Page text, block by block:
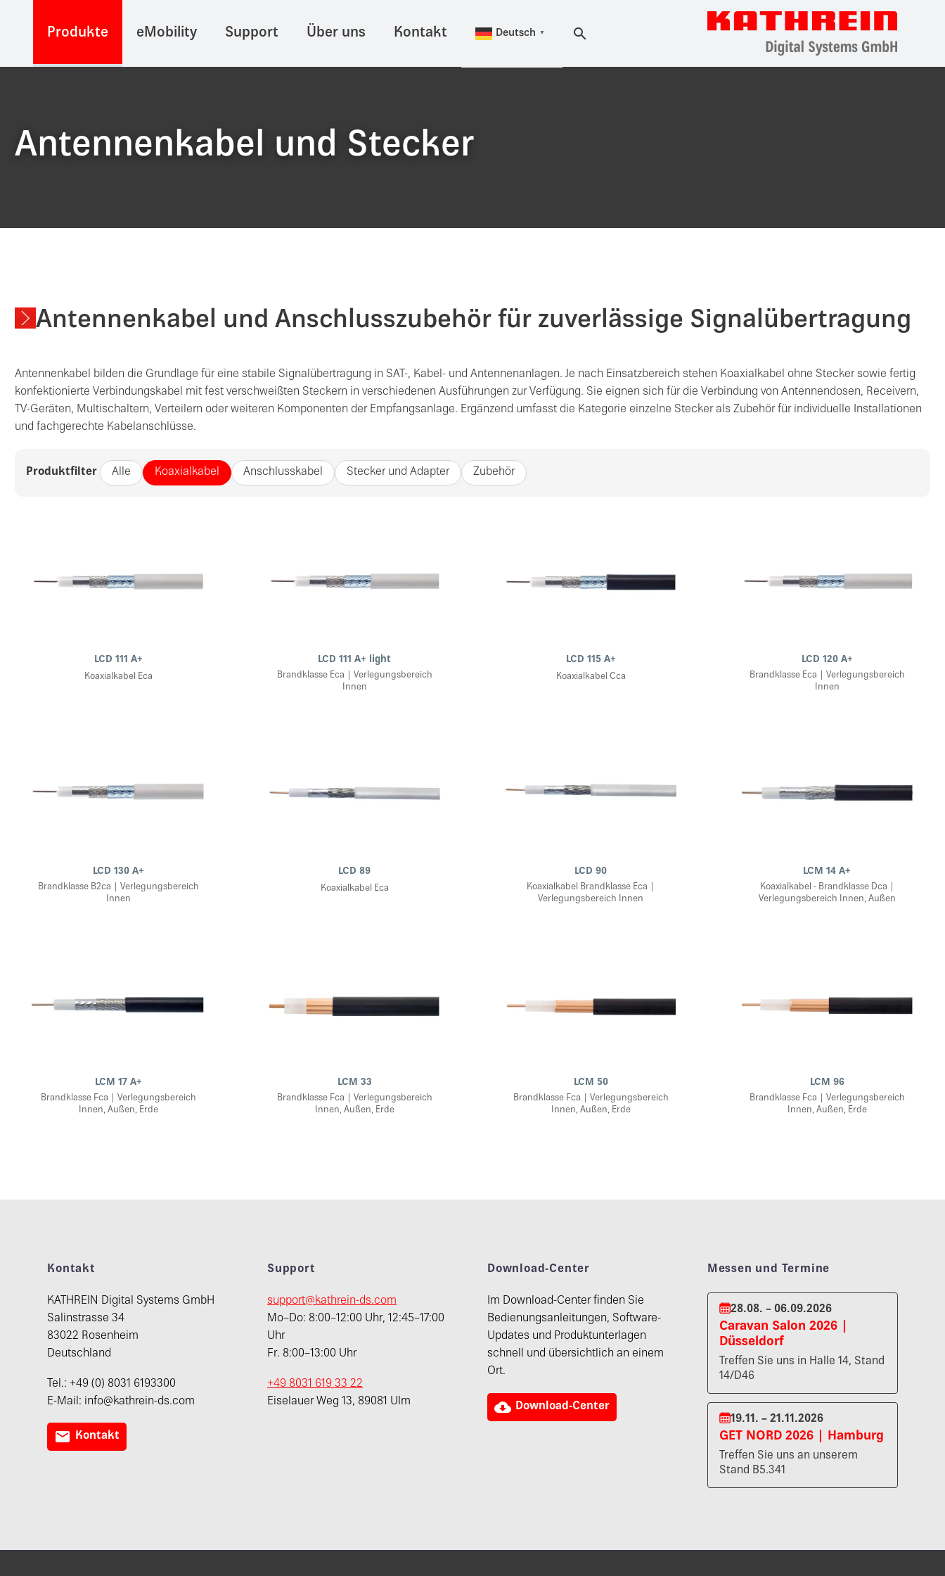
Produkte eMobility Support Über uns Kontakt Deutsch ▼
Antennenkabel und Stecker
Antennenkabel und Anschlusszubehör für zuverlässige Signalübertragung
Antennenkabel bilden die Grundlage für eine stabile Signalübertragung in SAT-, Kabel- und Antennenanlagen. Je nach Einsatzbereich stehen Koaxialkabel ohne Stecker sowie fertig
konfektionierte Verbindungskabel mit fest verschweißten Steckern in verschiedenen Ausführungen zur Verfügung. Sie eignen sich für die Verbindung von Antennendosen, Receivern,
TV-Geräten, Multischaltern, Verteilern oder weiteren Komponenten der Empfangsanlage. Ergänzend umfasst die Kategorie einzelne Stecker als Zubehör für individuelle Installationen
und fachgerechte Kabelanschlüsse.
Produktfilter Alle Koaxialkabel Anschlusskabel Stecker und Adapter Zubehör
LCD 111 A+
Koaxialkabel Eca
LCD 111 A+ light
Brandklasse Eca | Verlegungsbereich
Innen
LCD 115 A+
Koaxialkabel Cca
LCD 120 A+
Brandklasse Eca | Verlegungsbereich
Innen
LCD 130 A+
Brandklasse B2ca | Verlegungsbereich
Innen
LCD 89
Koaxialkabel Eca
LCD 90
Koaxialkabel Brandklasse Eca |
Verlegungsbereich Innen
LCM 14 A+
Koaxialkabel - Brandklasse Dca |
Verlegungsbereich Innen, Außen
LCM 17 A+
Brandklasse Fca | Verlegungsbereich
Innen, Außen, Erde
LCM 33
Brandklasse Fca | Verlegungsbereich
Innen, Außen, Erde
LCM 50
Brandklasse Fca | Verlegungsbereich
Innen, Außen, Erde
LCM 96
Brandklasse Fca | Verlegungsbereich
Innen, Außen, Erde
Kontakt
KATHREIN Digital Systems GmbH
Salinstrasse 34
83022 Rosenheim
Deutschland
Tel.: +49 (0) 8031 6193300
E-Mail: info@kathrein-ds.com
 Kontakt
Support
support@kathrein-ds.com
Mo–Do: 8:00–12:00 Uhr, 12:45–17:00
Uhr
Fr. 8:00–13:00 Uhr
+49 8031 619 33 22
Eiselauer Weg 13, 89081 Ulm
Download-Center
Im Download-Center finden Sie
Bedienungsanleitungen, Software-
Updates und Produktunterlagen
schnell und übersichtlich an einem
Ort.
 Download-Center
Messen und Termine
28.08. – 06.09.2026
Caravan Salon 2026 |
Düsseldorf
Treffen Sie uns in Halle 14, Stand
14/D46
19.11. – 21.11.2026
GET NORD 2026 | Hamburg
Treffen Sie uns an unserem
Stand B5.341